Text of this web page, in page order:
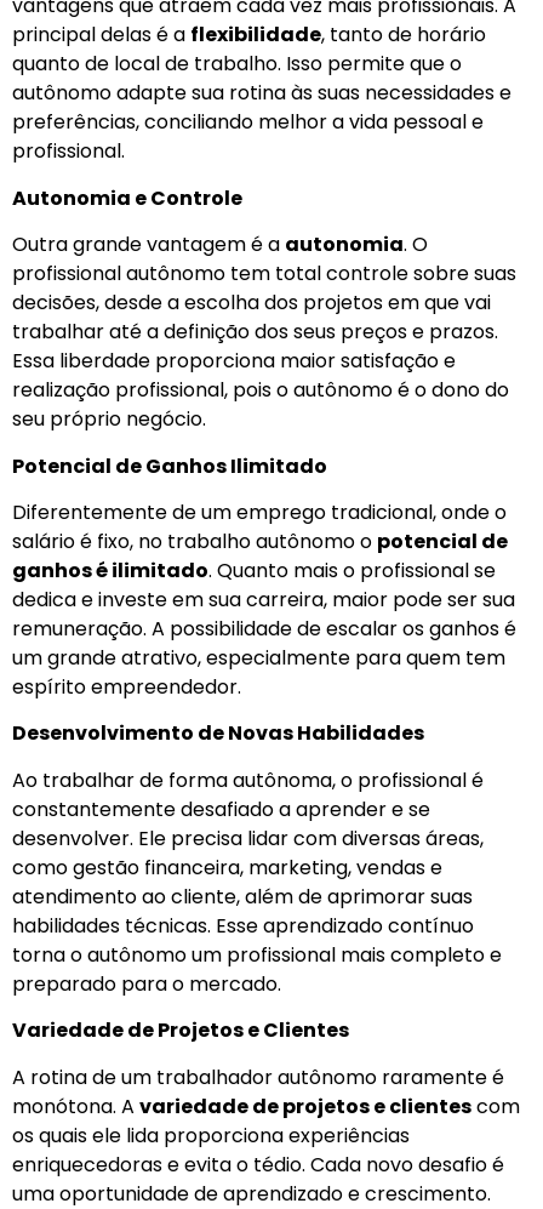
vantagens que atraem cada vez mais profissionais. A
principal delas é a flexibilidade, tanto de horário
quanto de local de trabalho. Isso permite que o
autônomo adapte sua rotina às suas necessidades e
preferências, conciliando melhor a vida pessoal e
profissional.
Autonomia e Controle
Outra grande vantagem é a autonomia. O
profissional autônomo tem total controle sobre suas
decisões, desde a escolha dos projetos em que vai
trabalhar até a definição dos seus preços e prazos.
Essa liberdade proporciona maior satisfação e
realização profissional, pois o autônomo é o dono do
seu próprio negócio.
Potencial de Ganhos Ilimitado
Diferentemente de um emprego tradicional, onde o
salário é fixo, no trabalho autônomo o potencial de
ganhos é ilimitado. Quanto mais o profissional se
dedica e investe em sua carreira, maior pode ser sua
remuneração. A possibilidade de escalar os ganhos é
um grande atrativo, especialmente para quem tem
espírito empreendedor.
Desenvolvimento de Novas Habilidades
Ao trabalhar de forma autônoma, o profissional é
constantemente desafiado a aprender e se
desenvolver. Ele precisa lidar com diversas áreas,
como gestão financeira, marketing, vendas e
atendimento ao cliente, além de aprimorar suas
habilidades técnicas. Esse aprendizado contínuo
torna o autônomo um profissional mais completo e
preparado para o mercado.
Variedade de Projetos e Clientes
A rotina de um trabalhador autônomo raramente é
monótona. A variedade de projetos e clientescom
os quais ele lida proporciona experiências
enriquecedoras e evita o tédio. Cada novo desafio é
uma oportunidade de aprendizado e crescimento.